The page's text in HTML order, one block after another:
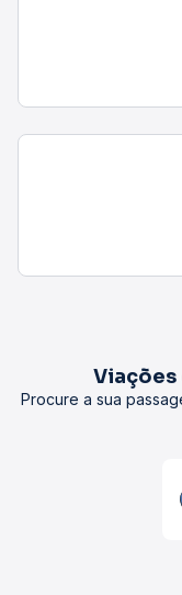
Viações
Procure a sua